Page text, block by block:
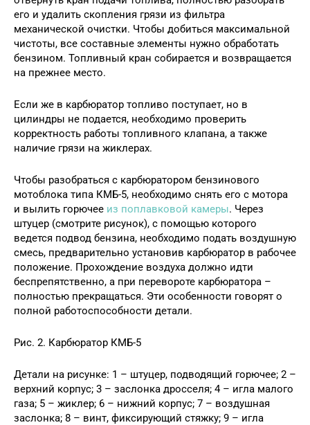
его и удалить скопления грязи из фильтра
механической очистки. Чтобы добиться максимальной
чистоты, все составные элементы нужно обработать
бензином. Топливный кран собирается и возвращается
на прежнее место.
Если же в карбюратор топливо поступает, но в
цилиндры не подается, необходимо проверить
корректность работы топливного клапана, а также
наличие грязи на жиклерах.
Чтобы разобраться с карбюратором бензинового
мотоблока типа КМБ-5, необходимо снять его с мотора
и вылить горючее из поплавковой камеры. Через
штуцер (смотрите рисунок), с помощью которого
ведется подвод бензина, необходимо подать воздушную
смесь, предварительно установив карбюратор в рабочее
положение. Прохождение воздуха должно идти
беспрепятственно, а при перевороте карбюратора –
полностью прекращаться. Эти особенности говорят о
полной работоспособности детали.
Рис. 2. Карбюратор КМБ-5
Детали на рисунке: 1 – штуцер, подводящий горючее; 2 –
верхний корпус; 3 – заслонка дросселя; 4 – игла малого
газа; 5 – жиклер; 6 – нижний корпус; 7 – воздушная
заслонка; 8 – винт, фиксирующий стяжку; 9 – игла